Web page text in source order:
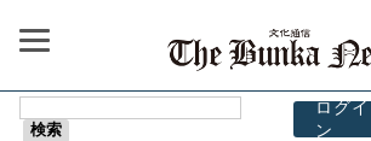
ログイ
ン